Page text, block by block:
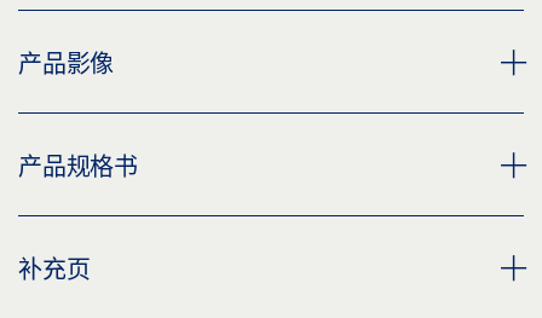
产品影像
闭门器钻孔模板
标签义务: © GEZE GmbH
产品规格书
闭门器钻孔模板 产品规格书 ZH
补充页